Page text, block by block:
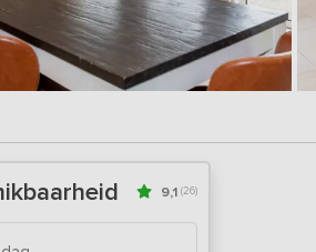
9,1 (26)